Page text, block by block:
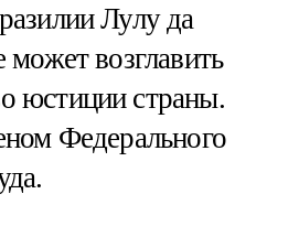
Лулу да
может возглавить
юстиции страны.
Федерального